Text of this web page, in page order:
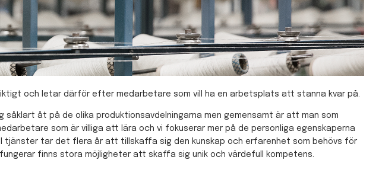
och letar därför efter medarbetare som vill ha en arbetsplats att stanna kvar på.
åt på de olika produktionsavdelningarna men gemensamt är att man som
som är villiga att lära och vi fokuserar mer på de personliga egenskaperna
tjänster tar det flera år att tillskaffa sig den kunskap och erfarenhet som behövs för
finns stora möjligheter att skaffa sig unik och värdefull kompetens.